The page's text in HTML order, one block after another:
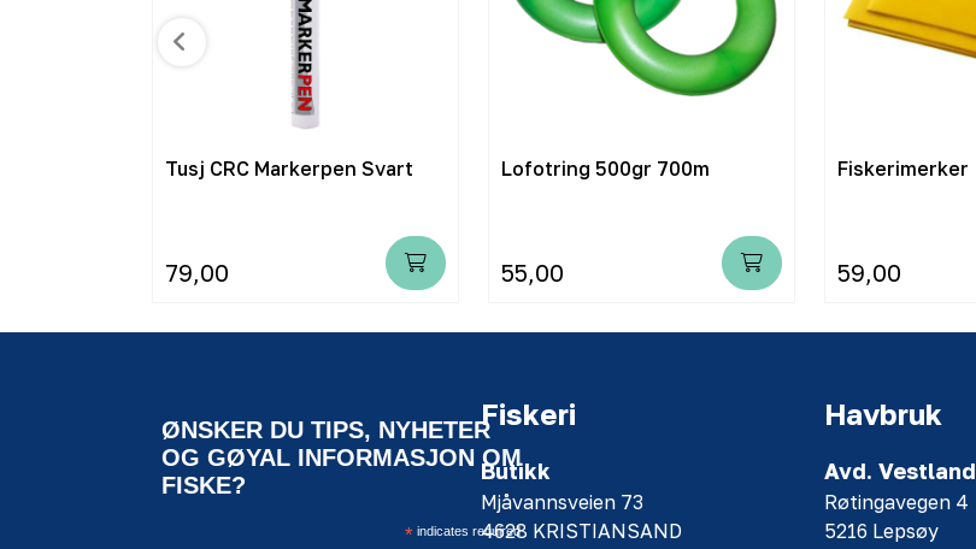
Tusj CRC Markerpen Svart
79,00
Lofotring 500gr 700m
55,00
Fiskerimerker
59,00
ØNSKER DU TIPS, NYHETER
OG GØYAL INFORMASJON OM
FISKE?
*indicates required
Fiskeri
Butikk
Mjåvannsveien 73
4628 KRISTIANSAND
Havbruk
Avd. Vestland
Røtingavegen 4
5216 Lepsøy